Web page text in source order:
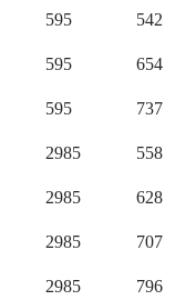
595
542
595
654
595
737
2985
558
2985
628
2985
707
2985
796